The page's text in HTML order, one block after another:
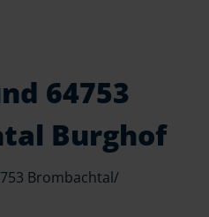
64753
Burghof
Brombachtal/